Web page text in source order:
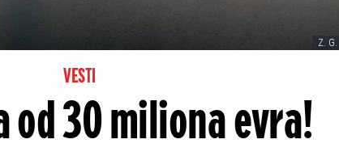
Z. G.
VESTI
30 miliona evra!